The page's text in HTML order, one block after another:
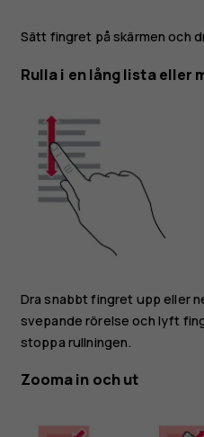
Sätt fingret på skärmen och
Rulla i en lång lista eller
Dra snabbt fingret upp eller
svepande rörelse och lyft
stoppa rullningen.
Zooma in och ut